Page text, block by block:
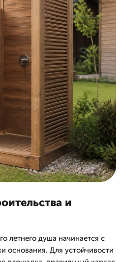
и
летнего душа начинается с
основания. Для устойчивости